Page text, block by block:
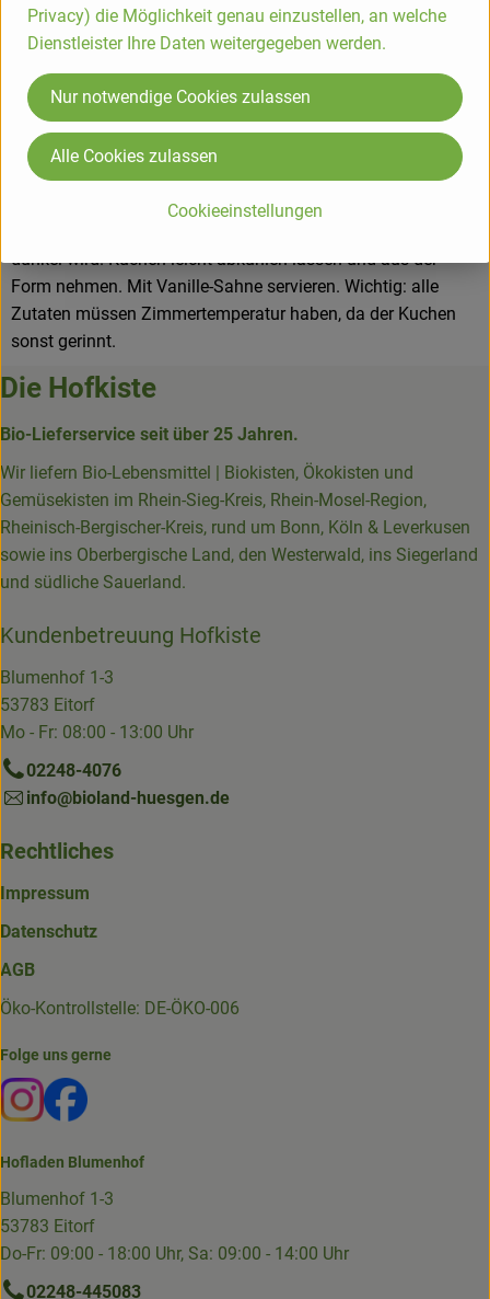
darin glattstreichen. Backofen auf 175 Grad vorheizen. Die
Äpfel schälen, vierteln. Kerngehäuse entfernen und die
Zitronensaft beträufeln und in Kreisen auf dem Kuchen
verteilen. Die restliche Butter, den restlichen Honig, die
Walnusskerne und die Milch kurz aufkochen. Mit Zimt
abschmecken. Etwas abkühlen lassen und damit die Äpfel
übergießen. Den Kuchen auf der untersten Schiene ca. 50
dunkel wird. Kuchen leicht abkühlen lassen und aus der
Form nehmen. Mit Vanille-Sahne servieren. Wichtig: alle
Zutaten müssen Zimmertemperatur haben, da der Kuchen
sonst gerinnt.
Die Hofkiste
Bio-Lieferservice seit über 25 Jahren.
Wir liefern Bio-Lebensmittel | Biokisten, Ökokisten und
Gemüsekisten im Rhein-Sieg-Kreis, Rhein-Mosel-Region,
Rheinisch-Bergischer-Kreis, rund um Bonn, Köln & Leverkusen
sowie ins Oberbergische Land, den Westerwald, ins Siegerland
und südliche Sauerland.
Kundenbetreuung Hofkiste
Blumenhof 1-3
53783 Eitorf
Mo - Fr: 08:00 - 13:00 Uhr
02248-4076
info@bioland-huesgen.de
Rechtliches
Impressum
Datenschutz
AGB
Öko-Kontrollstelle: DE-ÖKO-006
Folge uns gerne
Externer Link zu https://www.instagram.com/die.hofkiste/
Externer Link zu https://www.facebook.com/p/Die-
Hofladen Blumenhof
Blumenhof 1-3
53783 Eitorf
Do-Fr: 09:00 - 18:00 Uhr, Sa: 09:00 - 14:00 Uhr
02248-445083
Privacy) die Möglichkeit genau einzustellen, an welche
Dienstleister Ihre Daten weitergegeben werden.
Cookieeinstellungen
Nur notwendige Cookies zulassen
Alle Cookies zulassen